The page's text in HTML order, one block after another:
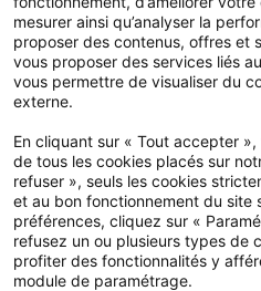
mesurer ainsi qu’analyser la
proposer des contenus, offres et
vous proposer des services liés
vous permettre de visualiser du
externe.
En cliquant sur « Tout accepter
de tous les cookies placés sur
refuser », seuls les cookies
et au bon fonctionnement du site
préférences, cliquez sur «
refusez un ou plusieurs types de
profiter des fonctionnalités y
module de paramétrage.